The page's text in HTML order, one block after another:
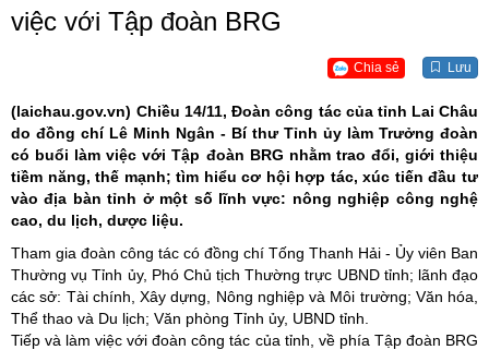
việc với Tập đoàn BRG
Chia sẻ Lưu
(laichau.gov.vn) Chiều 14/11, Đoàn công tác của tỉnh Lai Châu
do đồng chí Lê Minh Ngân - Bí thư Tỉnh ủy làm Trưởng đoàn
có buổi làm việc với Tập đoàn BRG nhằm trao đổi, giới thiệu
tiềm năng, thế mạnh; tìm hiểu cơ hội hợp tác, xúc tiến đầu tư
vào địa bàn tỉnh ở một số lĩnh vực: nông nghiệp công nghệ
cao, du lịch, dược liệu.
Tham gia đoàn công tác có đồng chí Tống Thanh Hải - Ủy viên Ban
Thường vụ Tỉnh ủy, Phó Chủ tịch Thường trực UBND tỉnh; lãnh đạo
các sở: Tài chính, Xây dựng, Nông nghiệp và Môi trường; Văn hóa,
Thể thao và Du lịch; Văn phòng Tỉnh ủy, UBND tỉnh.
Tiếp và làm việc với đoàn công tác của tỉnh, về phía Tập đoàn BRG